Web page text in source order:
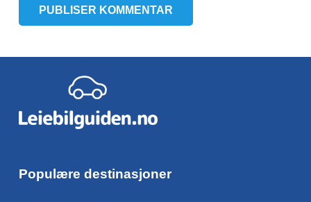
PUBLISER KOMMENTAR
Populære destinasjoner